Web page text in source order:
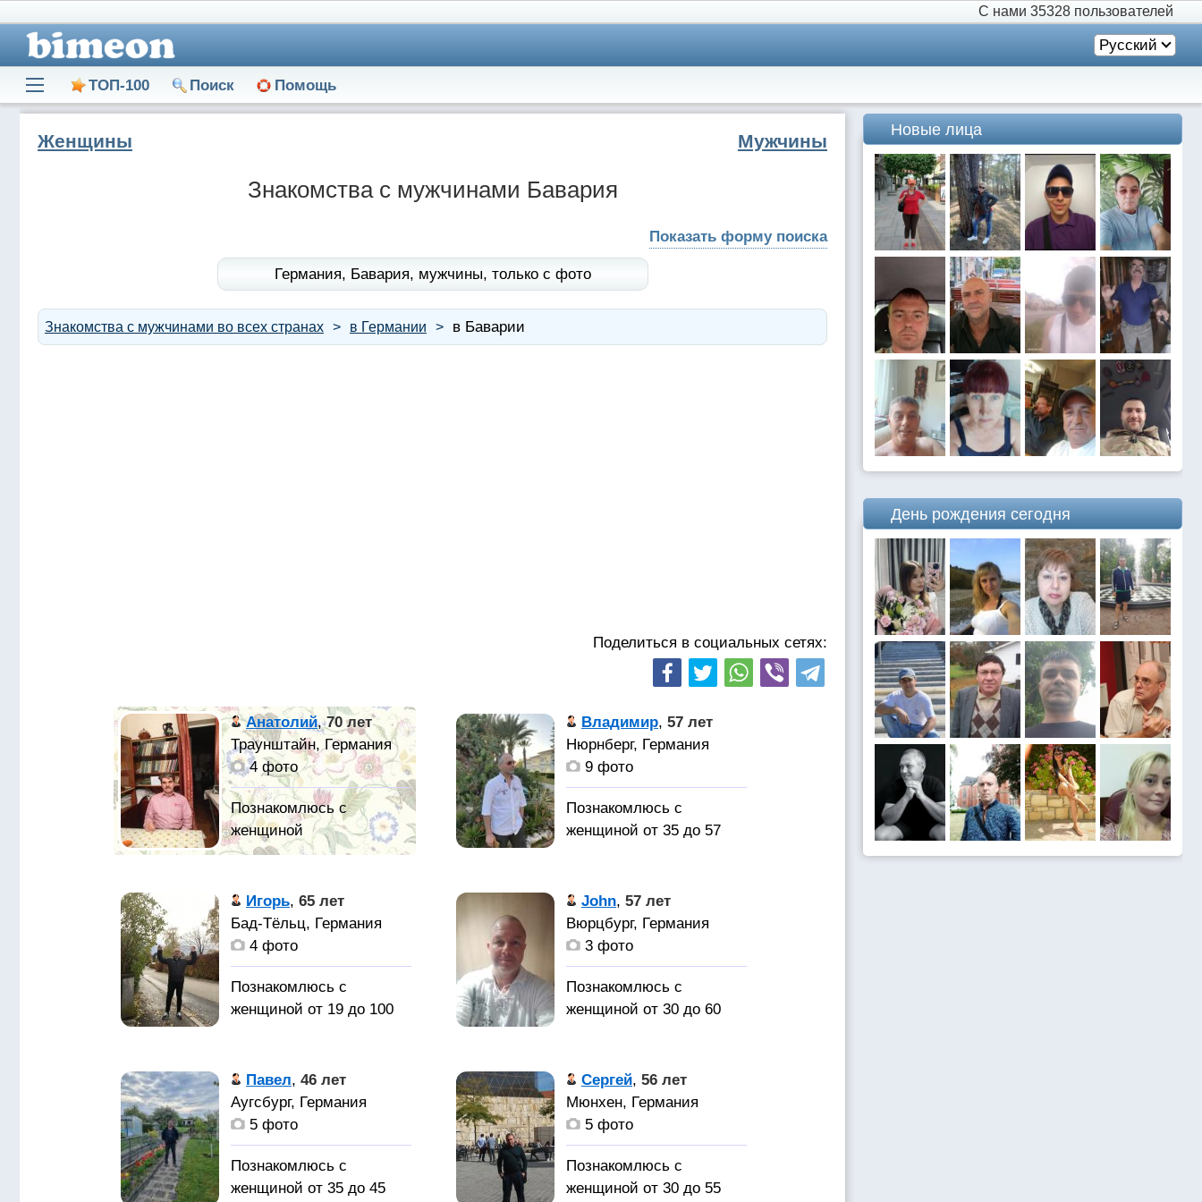
С нами 35328 пользователей
Русский
ТОП-100 Поиск Помощь
Знакомства с мужчинами Бавария
Женщины Мужчины
Показать форму поиска
Германия, Бавария, мужчины, только с фото
Знакомства с мужчинами во всех странах в Германии в Баварии
Поделиться в социальных сетях:
Анатолий,70 лет
Траунштайн, Германия
4 фото
качества: Спокойный
характер, аккуратность,
целеустремленность,
воспитанность, упорство,
настойчивость,
хобби: психология,
философия.
Повседневные
образ мышления,
здоровый образ жизни. Я
Владимир, 57 лет
Нюрнберг, Германия
9 фото
Познакомлюсь с
женщиной от 35 до 57
Подробности в
переписке,
предворительно ооочень
ндежный. Не терплю
несправедливось как в
аргументы веские и
логичные.
для путешествий.
Подругу. Хотелось бы
Игорь, 65 лет
Бад-Тёльц, Германия
4 фото
Познакомлюсь с
женщиной от 19 до 100
НОРМАЛЬНЫЙ
АДЕКВАТНЫЙ
МУЖЧИНА РОДОМ ИЗ
жену. я
John, 57 лет
Вюрцбург, Германия
3 фото
Познакомлюсь с
женщиной от 30 до 60
55 year old cook.
Very creative, loving,
caring, helpfull and honest.
Going to a restaurant, but
some wine on the cautch
Павел, 46 лет
Аугсбург, Германия
5 фото
Познакомлюсь с
женщиной от 35 до 45
Сергей, 56 лет
Мюнхен, Германия
5 фото
Познакомлюсь с
женщиной от 30 до 55
Новые лица
День рождения сегодня